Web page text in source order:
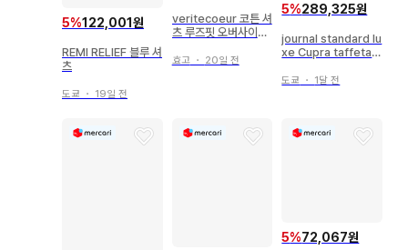
5%122,001원
REMI RELIEF 블루 셔
츠
도쿄 ・ 19일 전
veritecoeur 코튼 셔
츠 루즈핏 오버사이즈
효고・ 20일 전
5%289,325원
journal standard lu
xe Cupra taffeta
도쿄 ・ 1달 전
5%72,067원